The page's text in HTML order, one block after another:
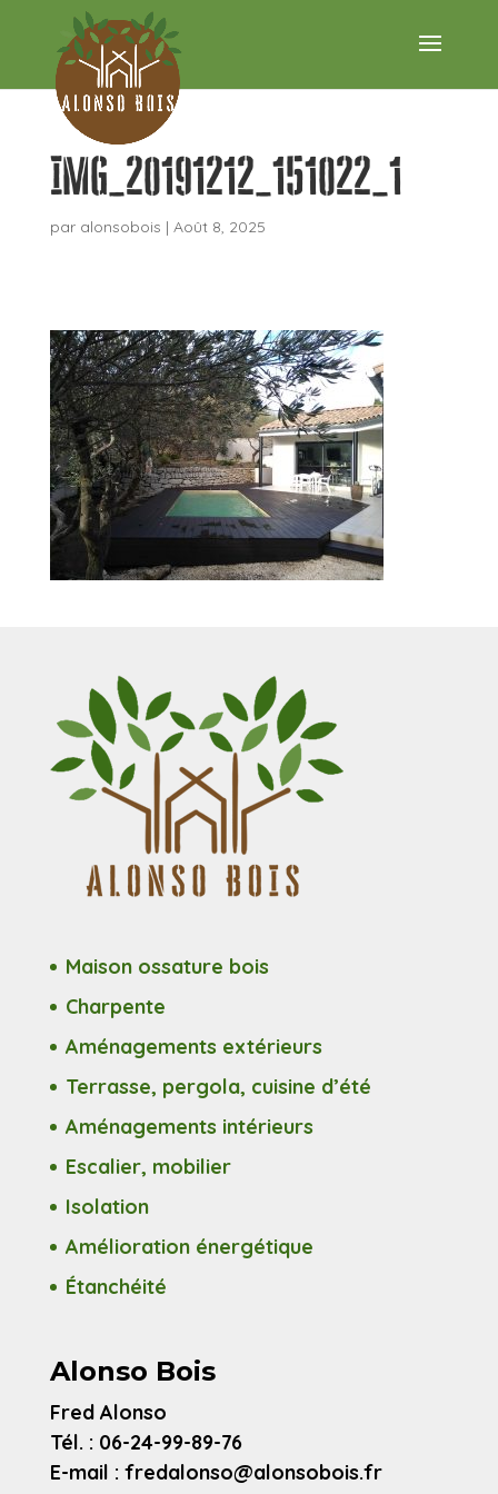
IMG_20191212_151022_1
par alonsobois | Août 8, 2025
Maison ossature bois
Charpente
Aménagements extérieurs
Terrasse, pergola, cuisine d’été
Aménagements intérieurs
Escalier, mobilier
Isolation
Amélioration énergétique
Étanchéité
Alonso Bois
Fred Alonso
Tél. : 06-24-99-89-76
E-mail : fredalonso@alonsobois.fr